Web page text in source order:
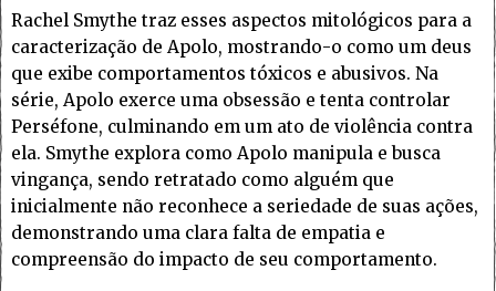
Rachel Smythe traz esses aspectos mitológicos para a
caracterização de Apolo, mostrando-o como um deus
que exibe comportamentos tóxicos e abusivos. Na
série, Apolo exerce uma obsessão e tenta controlar
Perséfone, culminando em um ato de violência contra
ela. Smythe explora como Apolo manipula e busca
vingança, sendo retratado como alguém que
inicialmente não reconhece a seriedade de suas ações,
demonstrando uma clara falta de empatia e
compreensão do impacto de seu comportamento.